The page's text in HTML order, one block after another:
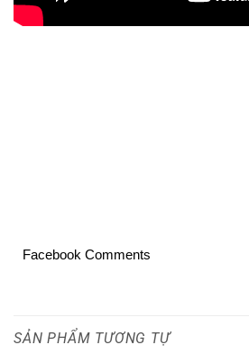
Facebook Comments
SẢN PHẨM TƯƠNG TỰ